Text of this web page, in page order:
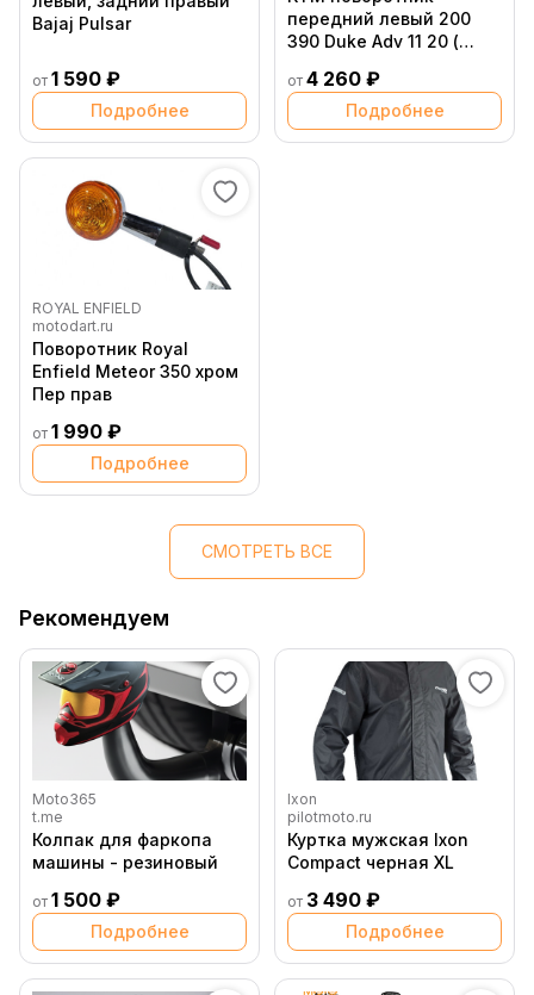
Bajaj Pulsar
от 1 590 ₽
Подробнее
передний левый 200
390 Duke Adv 11 20 (
90114126000 )
от 4 260 ₽
Подробнее
ROYAL ENFIELD
motodart.ru
Поворотник Royal
Enfield Meteor 350 хром
Пер прав
от 1 990 ₽
Подробнее
СМОТРЕТЬ ВСЕ
Рекомендуем
Moto365
t.me
Колпак для фаркопа
машины - резиновый
от 1 500 ₽
Подробнее
Ixon
pilotmoto.ru
Куртка мужская Ixon
Compact черная XL
от 3 490 ₽
Подробнее